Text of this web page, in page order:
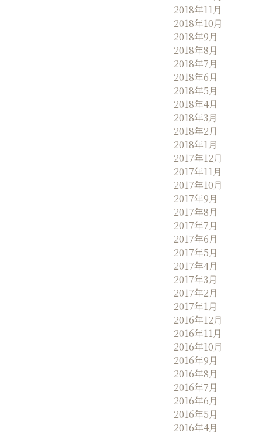
2018年11月
2018年10月
2018年9月
2018年8月
2018年7月
2018年6月
2018年5月
2018年4月
2018年3月
2018年2月
2018年1月
2017年12月
2017年11月
2017年10月
2017年9月
2017年8月
2017年7月
2017年6月
2017年5月
2017年4月
2017年3月
2017年2月
2017年1月
2016年12月
2016年11月
2016年10月
2016年9月
2016年8月
2016年7月
2016年6月
2016年5月
2016年4月